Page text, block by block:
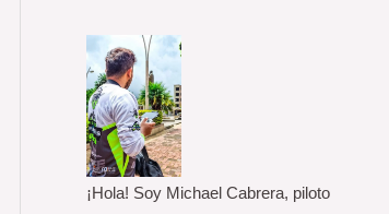
r
p
o
r
:¡Hola! Soy Michael Cabrera, piloto